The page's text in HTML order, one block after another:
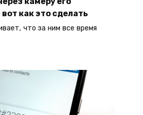
как это сделать
что за ним все время